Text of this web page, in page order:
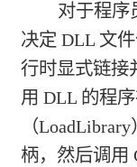
对于程序
决定 DLL 文
行时显式链接
用 DLL 的程
（
柄，然后调用